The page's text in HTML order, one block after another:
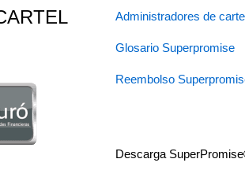
Administradores de
Glosario Superpromise
Reembolso
Descarga